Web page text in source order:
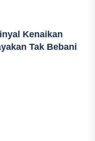
Kenaikan
Tak Bebani